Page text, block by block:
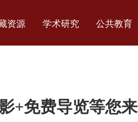
资源 学术研究 公共教育
+免费导览等您来